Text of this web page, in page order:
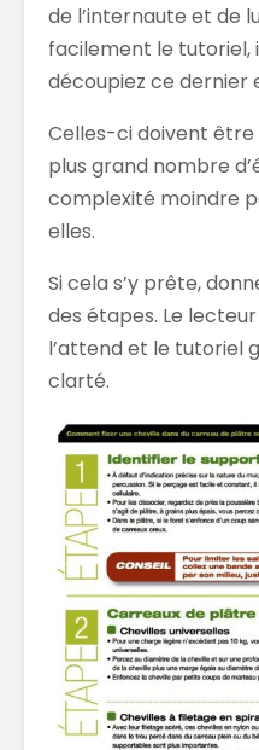
de l’internaute et de
facilement le tutoriel,
découpiez ce dernier
Celles-ci doivent être
plus grand nombre
complexité moindre
elles.
Si cela s’y prête,
des étapes. Le
l’attend et le tutoriel
clarté.